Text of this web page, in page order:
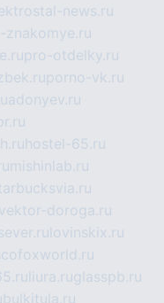
news.ru
znakomye.ru
pro-otdelky.ru
porno-vk.ru
adonyev.ru
hostel-65.ru
mishinlab.ru
vektor-doroga.ru
lovinskix.ru
liura.ruglasspb.ru
bulkitula.ru